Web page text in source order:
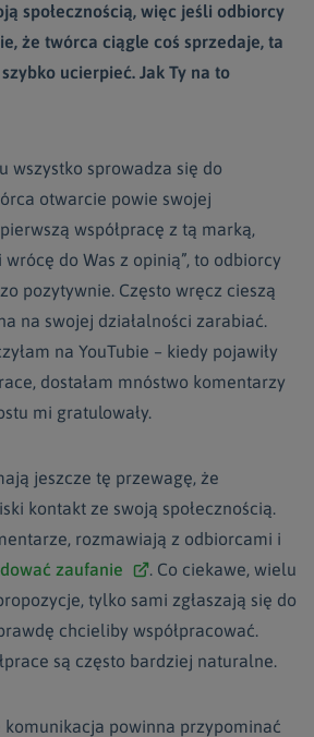
społecznością, więc jeśli odbiorcy
że twórca ciągle coś sprzedaje, ta
ucierpieć. Jak Ty na to
wszystko sprowadza się do
otwarcie powie swojej
współpracę z tą marką,
do Was z opinią”, to odbiorcy
pozytywnie. Często wręcz cieszą
na swojej działalności zarabiać.
na YouTubie – kiedy pojawiły
dostałam mnóstwo komentarzy
mi gratulowały.
jeszcze tę przewagę, że
kontakt ze swoją społecznością.
rozmawiają z odbiorcami i
zaufanie
. Co ciekawe, wielu
tylko sami zgłaszają się do
chcieliby współpracować.
są często bardziej naturalne.
komunikacja powinna przypominać